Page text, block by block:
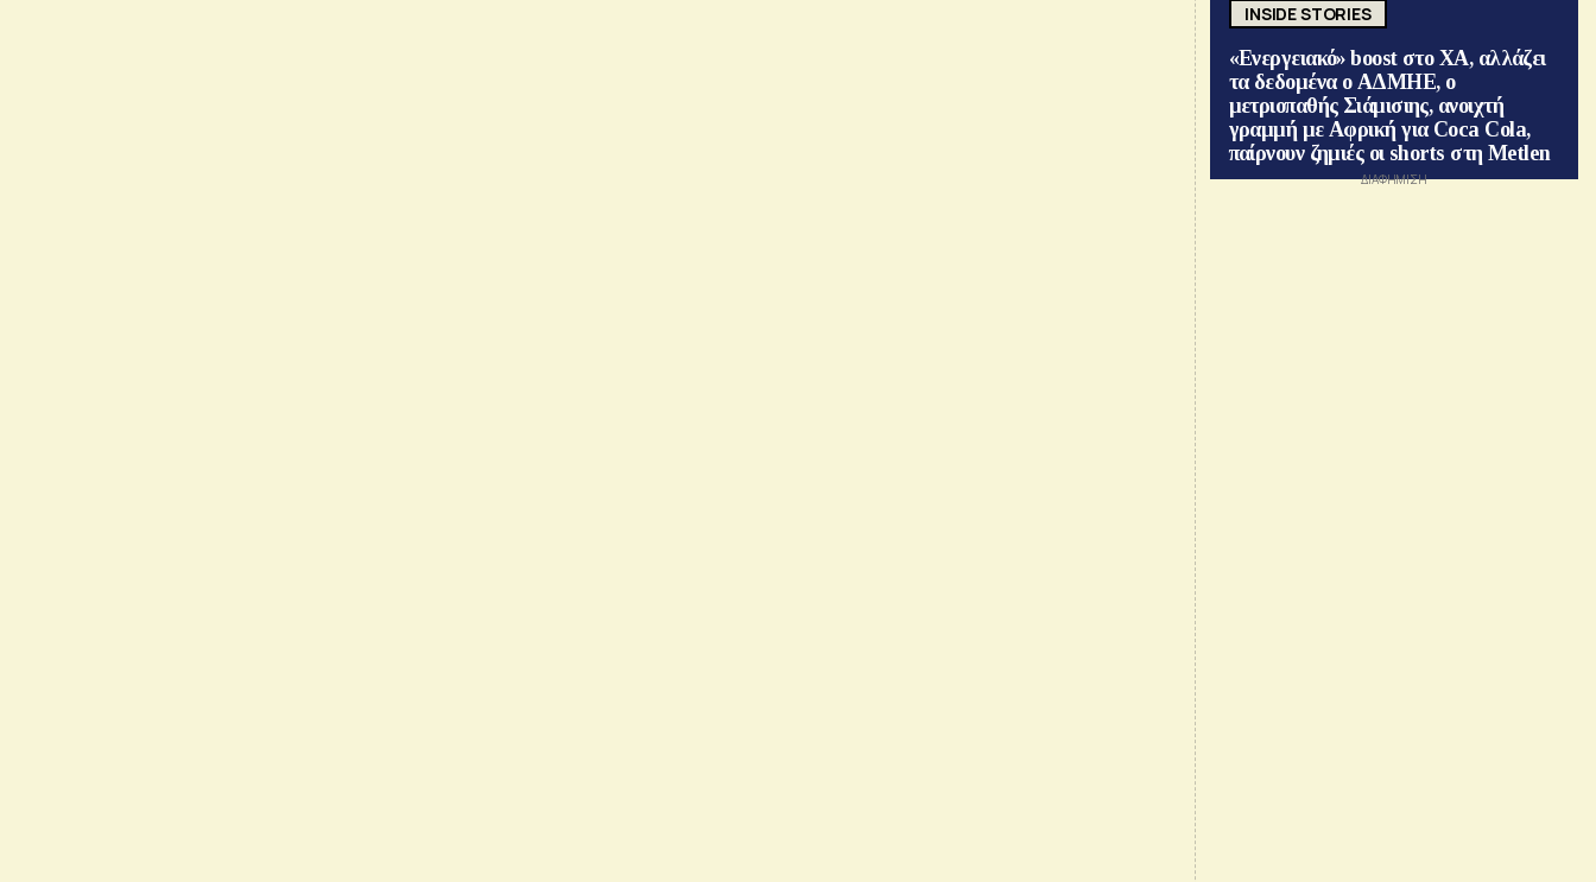
INSIDE STORIES
«Ενεργειακό» boost στο ΧΑ, αλλάζει
τα δεδομένα ο ΑΔΜΗΕ, ο
μετριοπαθής Σιάμισιης, ανοιχτή
γραμμή με Αφρική για Coca Cola,
παίρνουν ζημιές οι shorts στη Metlen